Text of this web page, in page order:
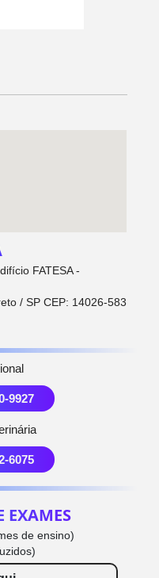
FATESA -
/ SP CEP: 14026-583
9927
6075
EXAMES
de ensino)